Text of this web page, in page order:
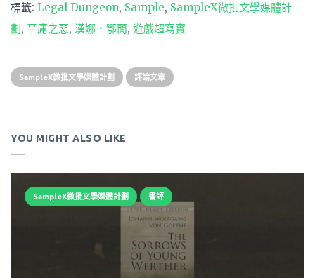
標籤: Legal Dungeon, Sample, SampleX微批文學媒體計
劃, 平庸之惡, 漢娜．鄂蘭, 遊戲超寫實
SampleX微批文學媒體計劃 評論文章
YOU MIGHT ALSO LIKE
SampleX微批文學媒體計劃 書評